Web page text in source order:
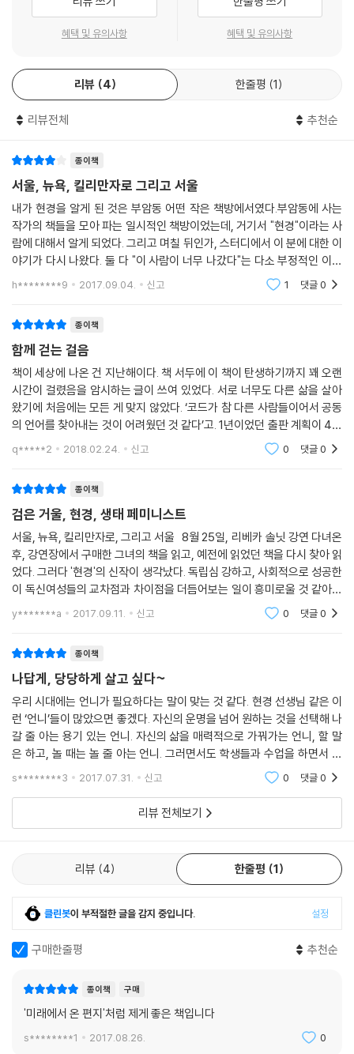
아니라 머무는 공간, 하는 일, 만나는 사람들과의 시간까지, 모든 것을 아
우르는 그녀의 중심은 단연 ‘아름다움’이었다. 수행자들이 종교나 믿음에
마주치는 사소한 것에서도 아름다움을 찾아내 감탄하고, 사람들에게서 느
낀 아주 작은 변화도 발견해 인정해 주었다.
--- p.120
검은 거울은 말했다. “두 가지 상황 중 한쪽이 우세할 때 어느 쪽도 편들지
틀러 시대에 숱한 독일인들이 적극적인 반대 의사를 표명하지 않은 것으로
히틀러의 독재와 학살에 암묵적으로 동조했던 것처럼.”
--- p.130
“옷이 도복이고 철학이고 예술일 수도 있다는 사실을 깨닫고 난 뒤로 나는
매일 아침 내가 걸어다니는 조각이자 설치 미술이라는 생각으로 옷을 입게
아니라 시간과 노력을 들여 자신에 대해 알아가면서 발전하는 거야. 옷을
입는다는 것 또한 소통이고 자신을 드러내는 언어이기 때문에 공부하고 연
할 수 있지.”
…… 언젠가 그녀의 멘토가 들려주었다는 말처럼 그녀는 “오늘이 내 생일
인 것처럼, 결혼식인 것처럼, 장례식인 것처럼 최선을 다해” 예뻤다.
아. 나는 공간을 만들어주는 것이 바로 사랑이라 생각해. 때가 된 선배들이
은퇴하고 후배들에게 자리를 마련해 주는 것도 사랑이고, 나와 인연이 다
한 애인을 보내주는 것도 서로에 대한 더 큰 사랑일 수 있어. 나하고 인연이
끝난 옷을 재활용 가게로 보내고 옷장을 비워주는 것도 새로 올 옷에 대한
사랑이지. 집착해서 놓지 못하는 것보단 때로 공간을 만들어주는 게 사랑
이란 것을 기억할 필요가 있어.”
--- p.142
“지금껏 여러 종교에서 돈이나 물질은 더럽고 나쁘다고, 부에 대해 죄책감
찬가지로 중성적인 거야. 같은 불이 누군가에겐 파괴의 도구, 누군가에겐
창조의 도구가 될 수도 있듯, 돈 역시 어떻게 쓰느냐에 따라 창조와 파괴의
힘으로 나뉠 수 있는 거지.”
--- p.149
“가능하면 싸우고 싶지 않아. 《도덕경》에서도 싸우지 않고 이기는 게 제일
좋다고 하지. 하지만 싸우는 것 외에는 방법이 없을 때가 있어. 그걸 잘 분
별하는 게 직관이고 지혜겠지. 살다 보면 분노하게 되는 일은 생기게 마련
내 소중한 인생과 에너지를 낭비하지 않도록 아주 조심스럽게 나의 전쟁,
나의 싸움, 그걸 선택해야 해.”
신에게 안부를 묻고 예쁘다, 사랑한다 말해주며 스스로를 단단하게 길러왔
표현하는 연습을 통해 인생의 모험을 주저 없이 선택하고 두려움 앞에서도
대범하게 자신을 드러낼 수 있는 힘이 생긴 걸까? 그녀 안의 여신은 안락함
갈 것인지 선택하기를 요구했고, 그 모험과 실험에 여기 뉴욕만큼 적당한
인한 창조적 파괴의 미덕을”(28쪽) 보게 된다. 현경도 지금까지 삶의 목적
과 세상을 구하는 약을 찾기 위해 모험을 떠난 이른바 ‘영웅 여정’의 길을
지금 있는 그대로를 사랑하며, 싸우지 않고 문제를 해결하는 사람으로 변
해갔음을 알아차린다.(14, 15쪽)
이렇듯 달라서였을까? 두 사람이 만나 묻고 답하고 발견하고 소화시킨 이
또 다른 젊은이들, 특히 젊은 여성들에게 전할 수 있게 되기까지 4년이라
는 적지 않은 시간이 필요했다. 그러나 그 다름과 닮아감이 이 책을 더욱 풍
성하게 만든 요소가 되었다.
여름과 겨울, 방학마다 서울에 온 현경과 함께 수진은 여성 평화 운동 단체
인 조각보 모임이나 제주 강정의 평화 대행진에도 참여했고, 어느 해에는
수진이 뉴욕을 찾아가 현경의 집과 학교에서 그녀의 제자와 친구들은 물론
일상 속의 현경을 만나기도 했다. 그리고 우연찮은 기회로 주어진 동아프
행이 회귀와 합일, 귀향으로 모아지고 있음을 알아차린다. 이렇게 이 책은
‘서울, 뉴욕, 동아프리카(킬리만자로)’로 이어지는 발길을 따라가면서, ‘운
명, 선택, 귀향(또는 회귀)’이라는, 우리 인생의 주제들을 가지고 대화하고
거기서 걸러진 지혜들을 독자들과 함께 나누는 책이라 하겠다.
이 책을 만드는 동안 현경의 꿈에 ‘책의 신’이 나타나 “이 책은 잔인할 정도
로 솔직하게 쓰여야 한다”고 했다 한다. 꼭 그 이유 때문만은 아니지만, 이
뉴욕의 집, 학생들과의 수업 광경, 사람들과 만나는 방식, 그가 먹고 입는
진솔하게 표현되어 있고, 서울과 뉴욕, 아프리카에서 찍은 사진들에서도
현경의 깊은 철학과 삶의 태도가 고스란히 묻어나고 있다.
현경: “이제 우리는 함께 만나 막히지 않고 사회 변혁, 연애, 섹스, 신성, 우
주에 대해 대화한다. 이래서 사람은 만나고 이해하고 친구가 되고 사랑해
야 하나 보다. 그 에너지들이 모여 변화를 일으키고 평화를 만든다. 인생은
만남이 자유롭고 자기답게 살고 싶은 여성들의 세대 간 대화, 이해, 자매애
를 키우는 데 작은 씨앗이 되기를 꿈꿔본다.”(‘현경의 여는 글’에서)
김수진: “지금 이 순간 할 일은 내 앞에 와 있는 삶에 깨어 매 순간 나 자신
으로 존재하는 일, 내 운명을 받아들이고, 내 선택에 진실하며, 나 자신으
로 귀향하는 일임을 자각한다. 이 여정에서 깨달음과 용기가 되었던 이야
기를 이렇게 나누게 되어 고맙고 또 기쁘다.…… 쉽지 않은 작업에 용감하
고 솔직하게 맨가슴을 열어준 검은 거울, 현경 선생님께 깊은 감사와 사랑
을 전하고 싶다 ”(‘김수진의 여는 글’에서)
1부 ‘운명’은 서울에서의 이야기다. 두 사람의 첫 만남에 대한 이야기부터
한다는 것, 평화를 이룬다는 것, 살림이스트로 산다는 것 등등에 대해 이야
기한다.
아, 이 세상에서 누가 제일 예쁘니?’ 하고 물으면 언제나 긍정의 목소리로
‘그건 바로 너야!’ 하고 대답해 주는 거울, 남성들이 말하는 ‘옳고 그름을 가
리고 뭔가를 되비쳐주는 밝은 거울’이 아니라 모든 것을 품어주는 검은 거
혜택 및 유의사항 혜택 및 유의사항
리뷰 4 한줄평 1
리뷰전체 추천순
종이책
서울, 뉴욕, 킬리만자로 그리고 서울
내가 현경을 알게 된 것은 부암동 어떤 작은 책방에서였다.부암동에 사는
작가의 책들을 모아 파는 일시적인 책방이었는데, 거기서 "현경"이라는 사
람에 대해서 알게 되었다. 그리고 며칠 뒤인가, 스터디에서 이 분에 대한 이
야기가 다시 나왔다. 둘 다 "이 사람이 너무 나갔다"는 다소 부정적인 이야
기였다.그래서인지 한번 이 분의 책을 읽고 싶었다. 가장 최근에 나온 이 책
h********9 2017.09.04. 신고 1 댓글0
종이책
함께 걷는 걸음
책이 세상에 나온 건 지난해이다. 책 서두에 이 책이 탄생하기까지 꽤 오랜
시간이 걸렸음을 암시하는 글이 쓰여 있었다. 서로 너무도 다른 삶을 살아
왔기에 처음에는 모든 게 맞지 않았다. ‘코드가 참 다른 사람들이어서 공동
의 언어를 찾아내는 것이 어려웠던 것 같다’고. 1년이었던 출판 계획이 4년
까지 늘어진 이유를 현경은 설명했다. 대강 짐작컨대 수진은 내 또래일 듯
했다. 그
q*****2 2018.02.24. 신고 0 댓글0
종이책
검은 거울, 현경, 생태 페미니스트
서울, 뉴욕, 킬리만자로, 그리고 서울 8월 25일, 리베카 솔닛 강연 다녀온
후, 강연장에서 구매한 그녀의 책을 읽고, 예전에 읽었던 책을 다시 찾아 읽
었다. 그러다 '현경'의 신작이 생각났다. 독립심 강하고, 사회적으로 성공한
이 독신여성들의 교차점과 차이점을 더듬어보는 일이 흥미로울 것 같아서
같은 시기에 현경의 책도 읽었다. 제목이 꽤 길다. 『서
y*******a 2017.09.11. 신고 0 댓글0
종이책
나답게, 당당하게 살고 싶다~
우리 시대에는 언니가 필요하다는 말이 맞는 것 같다. 현경 선생님 같은 이
런 ‘언니’들이 많았으면 좋겠다. 자신의 운명을 넘어 원하는 것을 선택해 나
갈 줄 아는 용기 있는 언니. 자신의 삶을 매력적으로 가꿔가는 언니, 할 말
은 하고, 놀 때는 놀 줄 아는 언니. 그러면서도 학생들과 수업을 하면서 자
신의 부족함과 연약함을 드러낼 줄 아는 솔직한 언니. 현경 선생님의 뉴욕
s********3 2017.07.31. 신고 0 댓글0
리뷰 전체보기
리뷰 4 한줄평 1
클린봇이 부적절한 글을 감지 중입니다. 설정
구매한줄평 추천순
종이책 구매
'미래에서 온 편지'처럼 제게 좋은 책입니다
s********1 2017.08.26. 0